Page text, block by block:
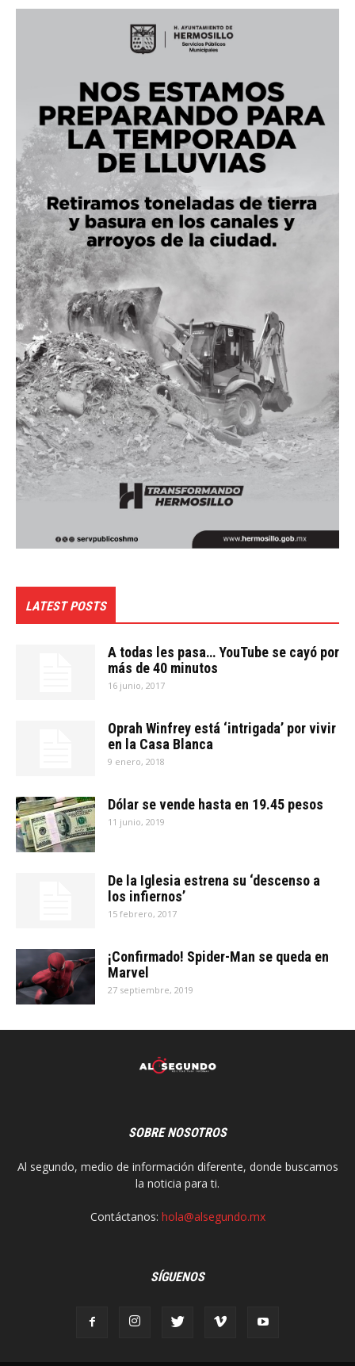
LATEST POSTS
A todas les pasa… YouTube se cayó por
más de 40 minutos
16 junio, 2017
Oprah Winfrey está ‘intrigada’ por vivir
en la Casa Blanca
9 enero, 2018
Dólar se vende hasta en 19.45 pesos
11 junio, 2019
De la Iglesia estrena su ‘descenso a
los infiernos’
15 febrero, 2017
¡Confirmado! Spider-Man se queda en
Marvel
27 septiembre, 2019
SOBRE NOSOTROS
Al segundo, medio de información diferente, donde buscamos
la noticia para ti.
Contáctanos: hola@alsegundo.mx
SÍGUENOS